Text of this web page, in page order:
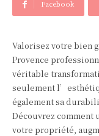
Facebook
Valorisez votre bien
Provence
véritable
seulement
également sa
Découvrez
votre propriété,